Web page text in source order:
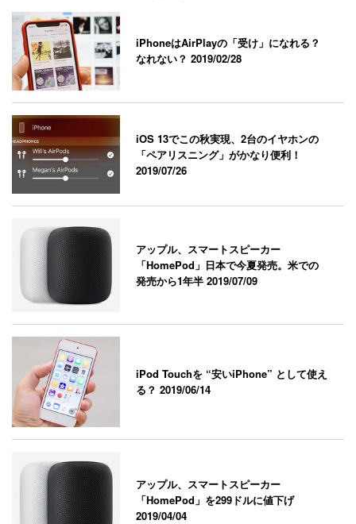
iPhoneはAirPlayの「受け」になれる？
なれない？2019/02/28
iOS 13でこの秋実現、2台のイヤホンの
「ペアリスニング」がかなり便利！
2019/07/26
アップル、スマートスピーカー
「HomePod」日本で今夏発売。米での
発売から1年半2019/07/09
iPod Touchを “安いiPhone” として使え
る？2019/06/14
アップル、スマートスピーカー
「HomePod」を299ドルに値下げ
2019/04/04